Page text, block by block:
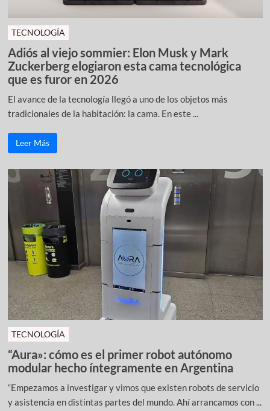
TECNOLOGÍA
Adiós al viejo sommier: Elon Musk y Mark
Zuckerberg elogiaron esta cama tecnológica
que es furor en 2026
El avance de la tecnología llegó a uno de los objetos más
tradicionales de la habitación: la cama. En este ...
Leer Más
TECNOLOGÍA
“Aura»: cómo es el primer robot autónomo
modular hecho íntegramente en Argentina
“Empezamos a investigar y vimos que existen robots de servicio
y asistencia en distintas partes del mundo. Ahí arrancamos con ...